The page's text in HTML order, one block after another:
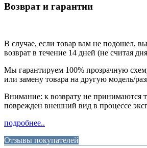
Возврат и гарантии
В случае, если товар вам не подошел,
возврат в течение 14 дней (не считая
Мы гарантируем 100% прозрачную
или замену товара на другую модель/
Внимание: к возврату не принимаются
поврежден внешний вид в процессе
подробнее..
Отзывы покупателей